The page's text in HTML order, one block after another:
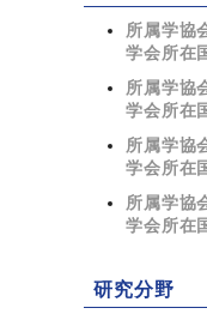
所属学協
学会所在
所属学協
学会所在
所属学協
学会所在
所属学協
学会所在
研究分野